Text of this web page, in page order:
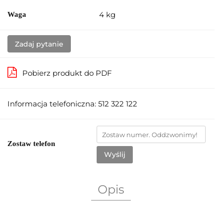
Waga 4 kg
Zadaj pytanie
Pobierz produkt do PDF
Informacja telefoniczna: 512 322 122
Zostaw telefon
Wyślij
Opis